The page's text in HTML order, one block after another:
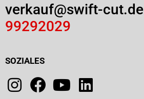
verkauf@swift-cut.de
99292029
SOZIALES